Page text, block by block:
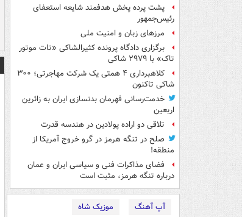
پشت پرده پخش هدفمند شایعه استعفای
رئیس‌جمهور
مرزهای زبان و امنیت ملی
برگزاری دادگاه پرونده کثیرالشاکی «تات موتور
تاک» با ۲۹۷۹ شاکی
کلاهبرداری ۴ همتی یک شرکت مهاجرتی؛ ۳۰۰
شاکی تاکنون
خدمت‌رسانی قهرمان بدنسازی ایران به زائرین
اربعین
تلاقی دو اراده پولادین در هندسه قدرت
صلح در تنگه هرمز در گرو خروج آمریکا از
منطقه!
فضای مذاکرات فنی و سیاسی ایران و عمان
درباره تنگه هرمز، مثبت است
آپ آهنگ
موزیک شاه